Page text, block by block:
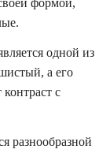
формой,
одной из
а его
с
разнообразной